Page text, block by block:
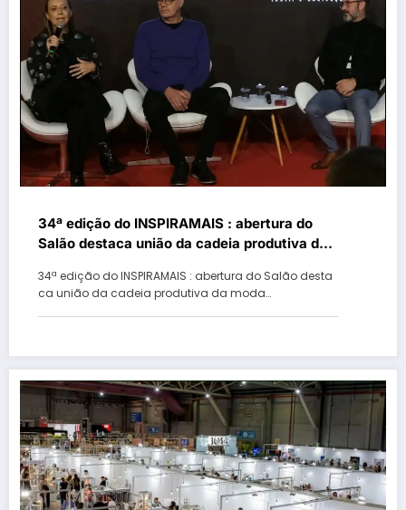
34ª edição do INSPIRAMAIS : abertura do
Salão destaca união da cadeia produtiva da
34ª edição do INSPIRAMAIS : abertura do Salão desta
ca união da cadeia produtiva da moda…